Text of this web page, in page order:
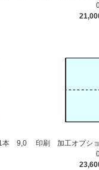
本 9,0
印刷 加工オプシ